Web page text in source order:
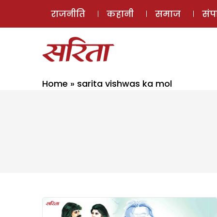
राजनीति कहानी समाज
Home » sarita vishwas ka mol